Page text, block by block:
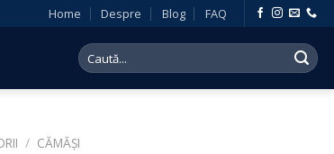
Home Despre Blog FAQ
Search
for:
/ CĂMĂȘI